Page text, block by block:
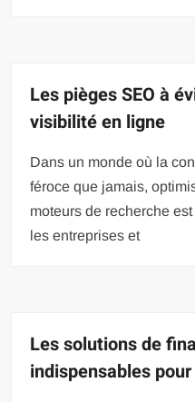
Les pièges SEO à
visibilité en ligne
Dans un monde où la
féroce que jamais,
moteurs de recherche
les entreprises et
Les solutions de
indispensables